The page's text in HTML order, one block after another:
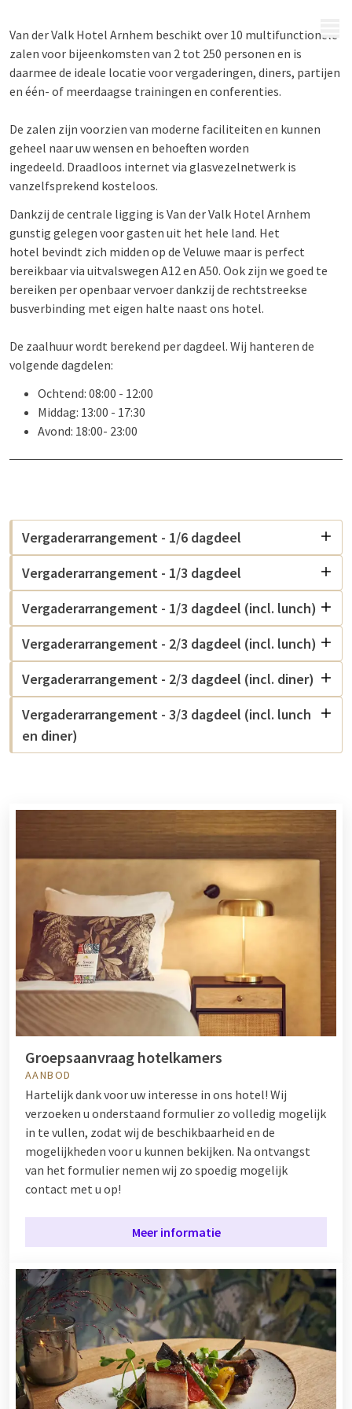
Van der Valk Hotel Arnhem beschikt over 10 multifunctionele
zalen voor bijeenkomsten van 2 tot 250 personen en is
daarmee de ideale locatie voor vergaderingen, diners, partijen
en één- of meerdaagse trainingen en conferenties.
De zalen zijn voorzien van moderne faciliteiten en kunnen
geheel naar uw wensen en behoeften worden
ingedeeld. Draadloos internet via glasvezelnetwerk is
vanzelfsprekend kosteloos.
Dankzij de centrale ligging is Van der Valk Hotel Arnhem
gunstig gelegen voor gasten uit het hele land. Het
hotel bevindt zich midden op de Veluwe maar is perfect
bereikbaar via uitvalswegen A12 en A50. Ook zijn we goed te
bereiken per openbaar vervoer dankzij de rechtstreekse
busverbinding met eigen halte naast ons hotel.
De zaalhuur wordt berekend per dagdeel. Wij hanteren de
volgende dagdelen:
Ochtend: 08:00 - 12:00
Middag: 13:00 - 17:30
Avond: 18:00- 23:00
Vergaderarrangement - 1/6 dagdeel
Vergaderarrangement - 1/3 dagdeel
Vergaderarrangement - 1/3 dagdeel (incl. lunch)
Vergaderarrangement - 2/3 dagdeel (incl. lunch)
Vergaderarrangement - 2/3 dagdeel (incl. diner)
Vergaderarrangement - 3/3 dagdeel (incl. lunch
en diner)
Groepsaanvraag hotelkamers
AANBOD
Hartelijk dank voor uw interesse in ons hotel! Wij
verzoeken u onderstaand formulier zo volledig mogelijk
in te vullen, zodat wij de beschikbaarheid en de
mogelijkheden voor u kunnen bekijken. Na ontvangst
van het formulier nemen wij zo spoedig mogelijk
contact met u op!
Meer informatie